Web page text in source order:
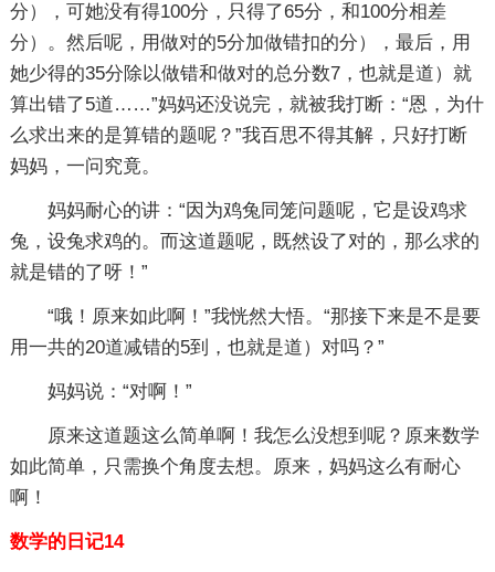
分），可她没有得100分，只得了65分，和100分相差
分）。然后呢，用做对的5分加做错扣的分），最后，用
她少得的35分除以做错和做对的总分数7，也就是道）就
算出错了5道……”妈妈还没说完，就被我打断：“恩，为什
么求出来的是算错的题呢？”我百思不得其解，只好打断
妈妈，一问究竟。
妈妈耐心的讲：“因为鸡兔同笼问题呢，它是设鸡求
兔，设兔求鸡的。而这道题呢，既然设了对的，那么求的
就是错的了呀！”
“哦！原来如此啊！”我恍然大悟。“那接下来是不是要
用一共的20道减错的5到，也就是道）对吗？”
妈妈说：“对啊！”
原来这道题这么简单啊！我怎么没想到呢？原来数学
如此简单，只需换个角度去想。原来，妈妈这么有耐心
啊！
数学的日记14